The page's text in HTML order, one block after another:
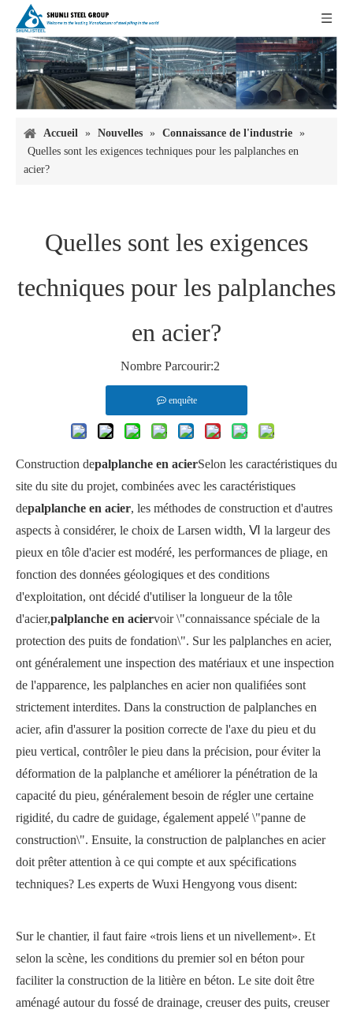
Accueil » Nouvelles » Connaissance de l'industrie »
Quelles sont les exigences techniques pour les palplanches en
acier?
Quelles sont les exigences
techniques pour les palplanches
en acier?
Nombre Parcourir:2
enquête
Construction depalplanche en acierSelon les caractéristiques du
site du site du projet, combinées avec les caractéristiques
depalplanche en acier, les méthodes de construction et d'autres
aspects à considérer, le choix de Larsen width, Ⅵ la largeur des
pieux en tôle d'acier est modéré, les performances de pliage, en
fonction des données géologiques et des conditions
d'exploitation, ont décidé d'utiliser la longueur de la tôle
d'acier,palplanche en aciervoir \"connaissance spéciale de la
protection des puits de fondation\". Sur les palplanches en acier,
ont généralement une inspection des matériaux et une inspection
de l'apparence, les palplanches en acier non qualifiées sont
strictement interdites. Dans la construction de palplanches en
acier, afin d'assurer la position correcte de l'axe du pieu et du
pieu vertical, contrôler le pieu dans la précision, pour éviter la
déformation de la palplanche et améliorer la pénétration de la
capacité du pieu, généralement besoin de régler une certaine
rigidité, du cadre de guidage, également appelé \"panne de
construction\". Ensuite, la construction de palplanches en acier
doit prêter attention à ce qui compte et aux spécifications
techniques? Les experts de Wuxi Hengyong vous disent:
Sur le chantier, il faut faire «trois liens et un nivellement». Et
selon la scène, les conditions du premier sol en béton pour
faciliter la construction de la litière en béton. Le site doit être
aménagé autour du fossé de drainage, creuser des puits, creuser